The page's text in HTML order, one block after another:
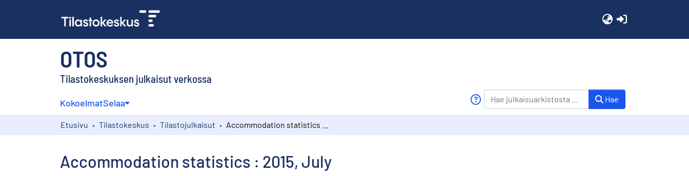
OTOS
Tilastokeskuksen julkaisut verkossa
KokoelmatSelaa Hae
Etusivu Tilastokeskus Tilastojulkaisut
Accommodation statistics : 2015, July